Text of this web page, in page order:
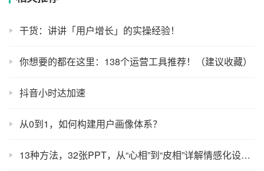
干货：讲讲「用户增长」的实操经验！
你想要的都在这里：138个运营工具推荐！（建议收藏）
抖音小时达加速
从0到1，如何构建用户画像体系？
13种方法，32张PPT，从“心相”到“皮相”详解情感化设计！